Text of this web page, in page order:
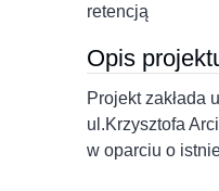
retencją
Opis
Projekt zakłada
ul.Krzysztofa
w oparciu o